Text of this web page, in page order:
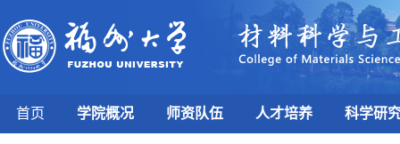
首页 学院概况 师资队伍 人才培养 科学研